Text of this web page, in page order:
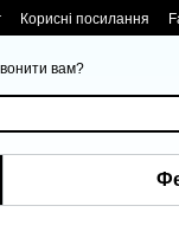
Корисні посилання
вам?